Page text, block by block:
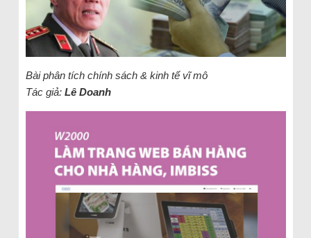
Bài phân tích chính sách & kinh tế vĩ mô
Tác giả: Lê Doanh